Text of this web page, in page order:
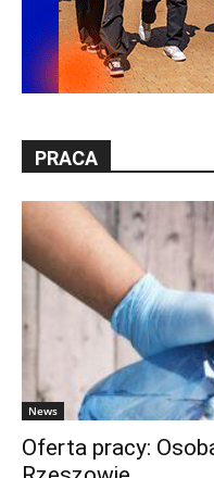
PRACA
News
Oferta pracy: